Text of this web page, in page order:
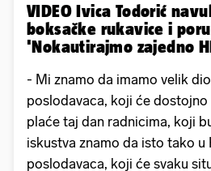
VIDEO Ivica Todorić
boksačke rukavice i
'Nokautirajmo zajedno
- Mi znamo da imamo velik
poslodavaca, koji će
plaće taj dan radnicima, koji
iskustva znamo da isto tako u
poslodavaca, koji će svaku